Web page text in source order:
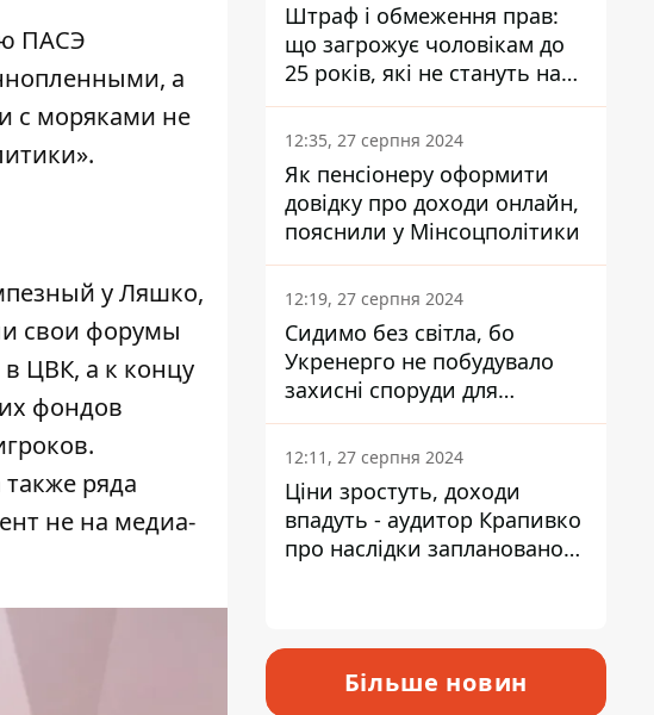
ПАСЭ
а
с моряками не
у Ляшко,
свои форумы
ЦВК, а к концу
фондов
ряда
не на медиа-
Штраф і обмеження прав:
що загрожує чоловікам до
25 років, які не стануть на
військовий облік
12:35, 27 серпня 2024
Як пенсіонеру оформити
довідку про доходи онлайн,
пояснили у Мінсоцполітики
12:19, 27 серпня 2024
Сидимо без світла, бо
Укренерго не побудувало
захисні споруди для
енергетики - нардеп
Кучеренко
12:11, 27 серпня 2024
Ціни зростуть, доходи
впадуть - аудитор Крапивко
про наслідки запланованого
Більше новин